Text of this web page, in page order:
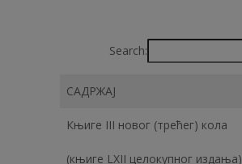
Search:
САДРЖАЈ
Књиге III новог (трећег) кола
(књиге LXII целокупног издања)